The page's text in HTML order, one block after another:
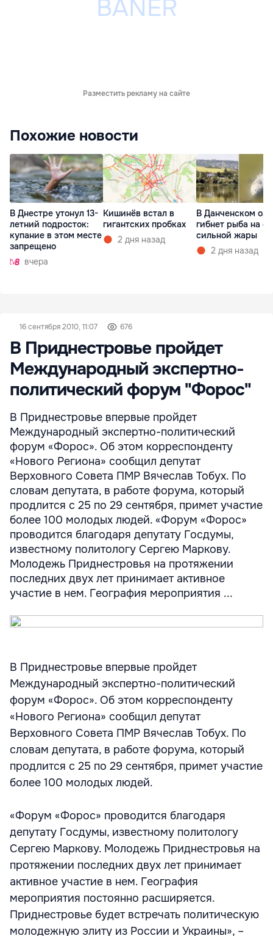
Разместить рекламу на сайте
Похожие новости
В Днестре утонул 13-
летний подросток:
купание в этом месте
запрещено
вчера
Кишинёв встал в
гигантских пробках
2 дня назад
В Данченском
гибнет рыба на
сильной жары
2 дня назад
16 сентября 2010, 11:07 676
В Приднестровье пройдет
Международный экспертно-
политический форум "Форос"
В Приднестровье впервые пройдет
Международный экспертно-политический
форум «Форос». Об этом корреспонденту
«Нового Региона» сообщил депутат
Верховного Совета ПМР Вячеслав Тобух. По
словам депутата, в работе форума, который
продлится с 25 по 29 сентября, примет участие
более 100 молодых людей. «Форум «Форос»
проводится благодаря депутату Госдумы,
известному политологу Сергею Маркову.
Молодежь Приднестровья на протяжении
последних двух лет принимает активное
участие в нем. География мероприятия ...
В Приднестровье впервые пройдет
Международный экспертно-политический
форум «Форос». Об этом корреспонденту
«Нового Региона» сообщил депутат
Верховного Совета ПМР Вячеслав Тобух. По
словам депутата, в работе форума, который
продлится с 25 по 29 сентября, примет участие
более 100 молодых людей.
«Форум «Форос» проводится благодаря
депутату Госдумы, известному политологу
Сергею Маркову. Молодежь Приднестровья на
протяжении последних двух лет принимает
активное участие в нем. География
мероприятия постоянно расширяется.
Приднестровье будет встречать политическую
молодежную элиту из России и Украины», –